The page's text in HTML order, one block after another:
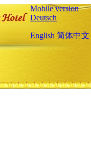
Mobile version
Deutsch
English 简体中文